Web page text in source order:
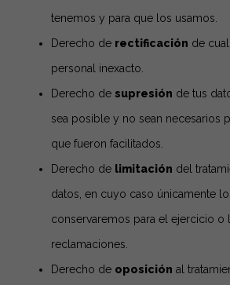
tenemos y para que los usamos.
Derecho de rectificación de
personal inexacto.
Derecho de supresión de tus
sea posible y no sean necesarios
que fueron facilitados.
Derecho de limitación del
datos, en cuyo caso únicamente
conservaremos para el ejercicio o
reclamaciones.
Derecho de oposición al